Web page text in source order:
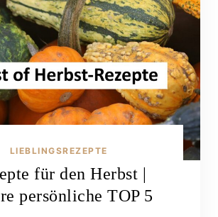
LIEBLINGSREZEPTE
für den Herbst |
persönliche TOP 5